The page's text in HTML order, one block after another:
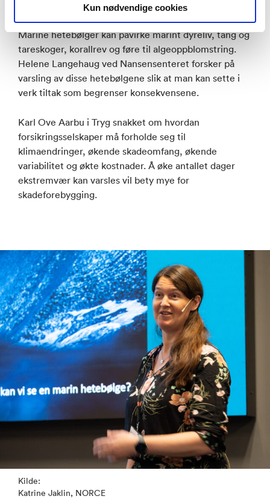
Kun nødvendige cookies
klimaendringene i Norge.
Marine hetebølger kan påvirke marint dyreliv, tang og
tareskoger, korallrev og føre til algeoppblomstring.
Helene Langehaug ved Nansensenteret forsker på
varsling av disse hetebølgene slik at man kan sette i
verk tiltak som begrenser konsekvensene.
Karl Ove Aarbu i Tryg snakket om hvordan
forsikringsselskaper må forholde seg til
klimaendringer, økende skadeomfang, økende
variabilitet og økte kostnader. Å øke antallet dager
ekstremvær kan varsles vil bety mye for
skadeforebygging.
Kilde:
Katrine Jaklin, NORCE